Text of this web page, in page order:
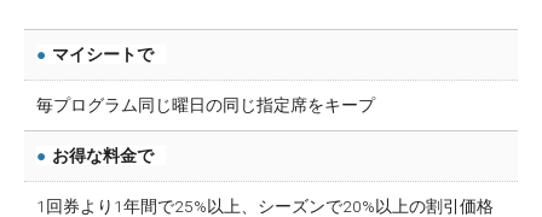
● マイシートで
毎プログラム同じ曜日の同じ指定席をキープ
● お得な料金で
1回券より1年間で25%以上、シーズンで20%以上の割引価格